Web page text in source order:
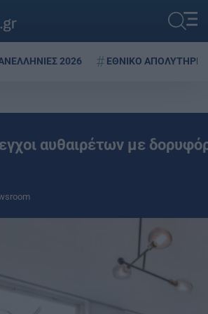
2026 ΕΘΝΙΚΟ ΑΠΟΛΥΤΗΡΙΟ
αυθαιρέτων με